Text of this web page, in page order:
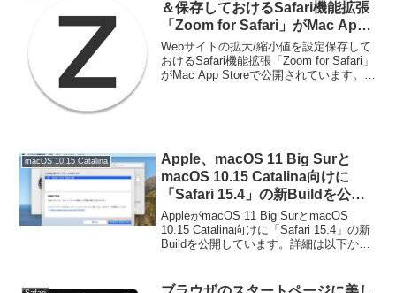
＆保存しておけるSafari機能拡張
「Zoom for Safari」がMac App
Storeで公開。
Webサイトの拡大/縮小値を設定保存して
おけるSafari機能拡張「Zoom for Safari」
がMac App Storeで公開されています。詳
macOS 10.15 Catalina
Apple、macOS 11 Big Surと
macOS 10.15 Catalina向けに
「Safari 15.4」の新Buildを公
開。
AppleがmacOS 11 Big SurとmacOS
10.15 Catalina向けに「Safari 15.4」の新
Buildを公開しています。詳細は以下か